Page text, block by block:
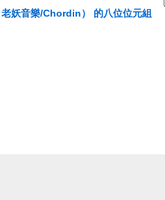
老妖音樂/Chordin） 的八位位元組